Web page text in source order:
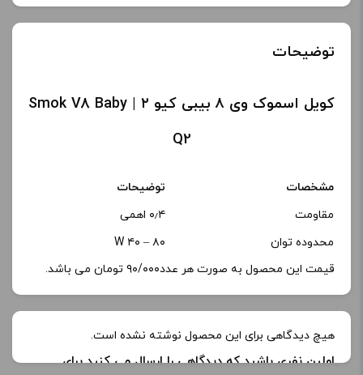
توضیحات
کویل اسموک وی ۸ بیبی کیو ۲ | Smok V8 Baby
Q2
مشخصات
توضیحات
مقاومت
۰٫۴ اهمی
محدوده توان
۸۰ – ۴۰ W
قیمت این محصول به صورت هر عدد۹۰/۰۰۰ تومان می باشد.
هیچ دیدگاهی برای این محصول نوشته نشده است.
اولین نفری باشید که دیدگاهی را ارسال می کنید برای